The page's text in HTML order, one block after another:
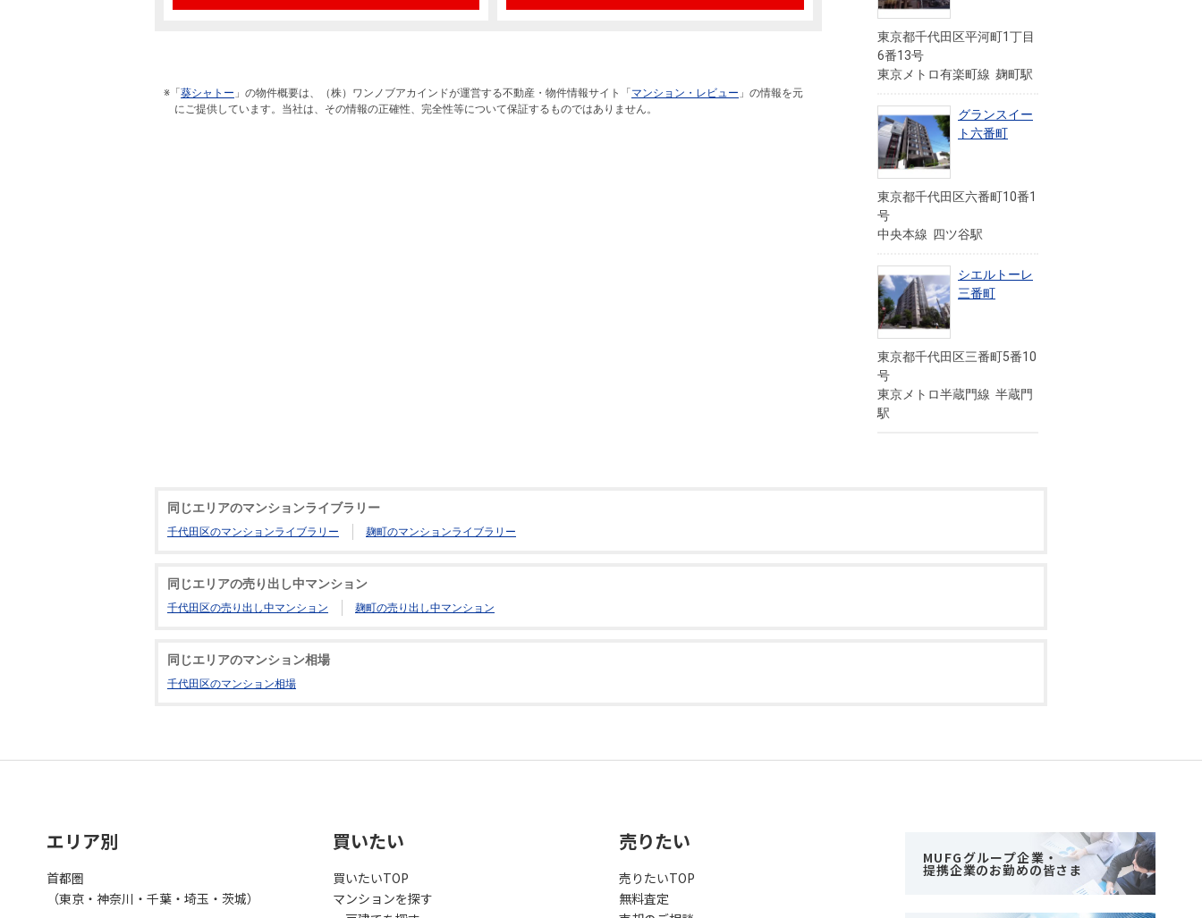
※「 葵シャトー 」の物件概要は、（株）ワンノブアカインドが運営する不動産・物件情報サイト「 マンション・レビュー 」の情報を元
にご提供しています。当社は、その情報の正確性、完全性等について保証するものではありません。
東京都千代田区平河町1丁目
6番13号
東京メトロ有楽町線 麹町駅
グランスイー
ト六番町
東京都千代田区六番町10番1
号
中央本線 四ツ谷駅
シエルトーレ
三番町
東京都千代田区三番町5番10
号
東京メトロ半蔵門線 半蔵門
駅
同じエリアのマンションライブラリー
千代田区のマンションライブラリー 麹町のマンションライブラリー
同じエリアの売り出し中マンション
千代田区の売り出し中マンション 麹町の売り出し中マンション
同じエリアのマンション相場
千代田区のマンション相場
エリア別
首都圏
（東京・神奈川・千葉・埼玉・茨城）
買いたい
買いたいTOP
マンションを探す
売りたい
売りたいTOP
無料査定
MUFGグループ企業・
提携企業のお勤めの皆さま